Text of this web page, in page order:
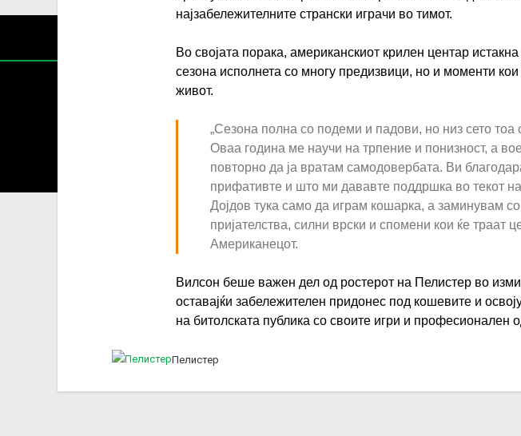
најзабележителните странски играчи во тимот.
Во својата порака, американскиот крилен центар
сезона исполнета со многу предизвици, но и моменти кои
живот.
„Сезона полна со подеми и падови, но низ сето тоа
Оваа година ме научи на трпение и понизност, а
повторно да ја вратам самодовербата. Ви
прифативте и што ми дававте поддршка во текот на
Дојдов тука само да играм кошарка, а заминувам
пријателства, силни врски и спомени кои ќе траат
Американецот.
Вилсон беше важен дел од ростерот на Пелистер во
оставајќи забележителен придонес под кошевите и
на битолската публика со своите игри и професионален
Пелистер
Содржините на Gol.mk се заштитени со
За секоја форма на распространување, репродукција или комерцијална употреба на